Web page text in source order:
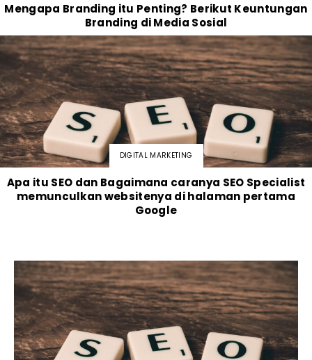
Mengapa Branding itu Penting? Berikut Keuntungan
Branding di Media Sosial
DIGITAL MARKETING
Apa itu SEO dan Bagaimana caranya SEO Specialist
memunculkan websitenya di halaman pertama
Google